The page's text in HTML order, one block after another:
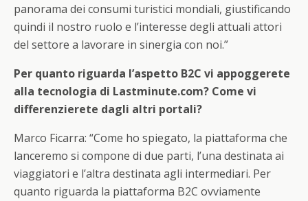
panorama dei consumi turistici mondiali, giustificando
quindi il nostro ruolo e l’interesse degli attuali attori
del settore a lavorare in sinergia con noi.”
Per quanto riguarda l’aspetto B2C vi appoggerete
alla tecnologia di Lastminute.com? Come vi
differenzierete dagli altri portali?
Marco Ficarra: “Come ho spiegato, la piattaforma che
lanceremo si compone di due parti, l’una destinata ai
viaggiatori e l’altra destinata agli intermediari. Per
quanto riguarda la piattaforma B2C ovviamente